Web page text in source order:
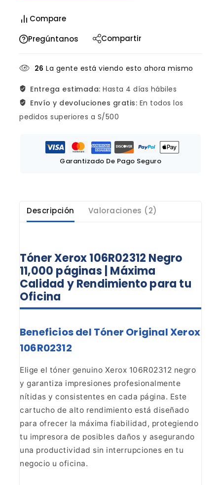
Compare
Pregúntanos
Compartir
26 La gente está viendo esto ahora mismo
Entrega estimada: Hasta 4 días hábiles
Envío y devoluciones gratis: En todos los
pedidos superiores a S/500
Garantizado De Pago Seguro
Descripción Valoraciones (2)
Tóner Xerox 106R02312 Negro
11,000 páginas | Máxima
Calidad y Rendimiento para tu
Oficina
Beneficios del Tóner Original Xerox
106R02312
Elige el tóner genuino Xerox 106R02312 negro
y garantiza impresiones profesionalmente
nítidas y consistentes en cada página. Este
cartucho de alto rendimiento está diseñado
para ofrecer la máxima fiabilidad, protegiendo
tu impresora de posibles daños y asegurando
una productividad sin interrupciones en tu
negocio u oficina.